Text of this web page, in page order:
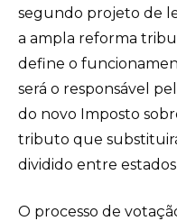
segundo projeto de
a ampla reforma
define o
será o responsável
do novo Imposto
tributo que
dividido entre
O processo de